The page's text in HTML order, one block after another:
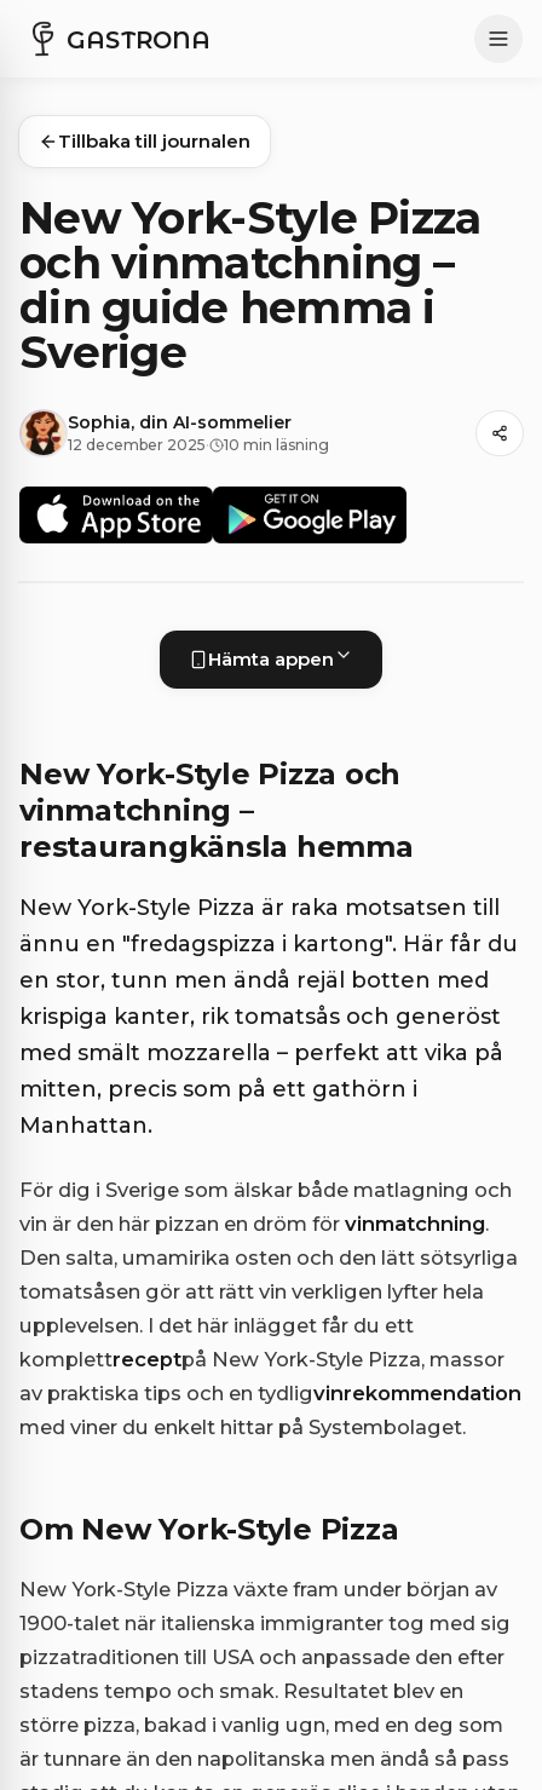
GASTRONA
Tillbaka till journalen
New York-Style Pizza
och vinmatchning –
din guide hemma i
Sverige
Sophia, din AI-sommelier
12 december 2025· 10 min läsning
Hämta appen
New York-Style Pizza och
vinmatchning –
restaurangkänsla hemma
New York-Style Pizza är raka motsatsen till
ännu en "fredagspizza i kartong". Här får du
en stor, tunn men ändå rejäl botten med
krispiga kanter, rik tomatsås och generöst
med smält mozzarella – perfekt att vika på
mitten, precis som på ett gathörn i
Manhattan.
För dig i Sverige som älskar både matlagning och
vin är den här pizzan en dröm för vinmatchning.
Den salta, umamirika osten och den lätt sötsyrliga
tomatsåsen gör att rätt vin verkligen lyfter hela
upplevelsen. I det här inlägget får du ett
komplettreceptpå New York-Style Pizza, massor
av praktiska tips och en tydligvinrekommendation
med viner du enkelt hittar på Systembolaget.
Om New York-Style Pizza
New York-Style Pizza växte fram under början av
1900-talet när italienska immigranter tog med sig
pizzatraditionen till USA och anpassade den efter
stadens tempo och smak. Resultatet blev en
större pizza, bakad i vanlig ugn, med en deg som
är tunnare än den napolitanska men ändå så pass